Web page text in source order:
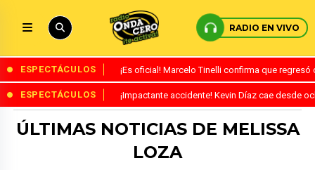
RADIO EN VIVO
ESPECTÁCULOS ¡Es oficial! Marcelo Tinelli confirma que
ESPECTÁCULOS ¡Impactante accidente! Kevin Díaz cae desde
ÚLTIMAS NOTICIAS DE MELISSA
LOZA